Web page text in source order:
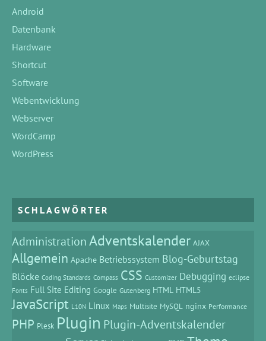
Android
Datenbank
Hardware
Shortcut
Software
Webentwicklung
Webserver
WordCamp
WordPress
SCHLAGWÖRTER
AdministrationAdventskalender AJAX
Allgemein Apache Betriebssystem Blog-Geburtstag
Blöcke Coding Standards Compass CSS Customizer Debugging eclipse
Fonts Full Site Editing Google Gutenberg HTML HTML5
JavaScript L10N Linux Maps Multisite MySQL nginx Performance
PHP Plesk Plugin Plugin-Adventskalender